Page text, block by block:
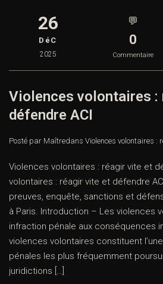
26
DéC
2025
💬
0
Commentaire
Violences volontaires
défendre ACI
Posté par Maîtredans Violences volontaires :
Violences volontaires : réagir vite et
volontaires : réagir vite et défendre
preuves, enquête, sanctions et
à Paris. Introduction – Les violences
infraction pénale aux conséquences
violences volontaires constituent
pénales les plus fréquemment
juridictions […]